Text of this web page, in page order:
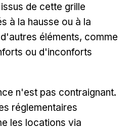
de cette grille
à la hausse ou à la
éléments, comme
ou d'inconforts
n'est pas contraignant.
réglementaires
les locations via